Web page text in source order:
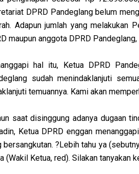
DPRD Pandeglang belum
Adapun jumlah yang melakukan
maupun anggota DPRD
hal itu, Ketua DPRD
sudah menindaklanjuti
temuannya. Kami akan
saat disinggung adanya dugaan
Ketua DPRD enggan
bersangkutan. ?Lebih tahu ya
(Wakil Ketua, red). Silakan tanyakan